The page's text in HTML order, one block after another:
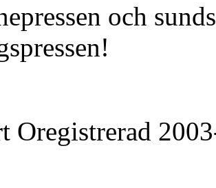
och
Oregistrerad